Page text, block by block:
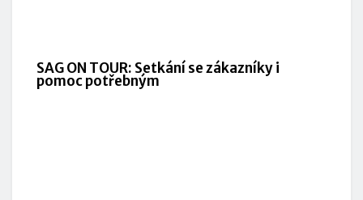
SAG ON TOUR: Setkání se zákazníky i
pomoc potřebným